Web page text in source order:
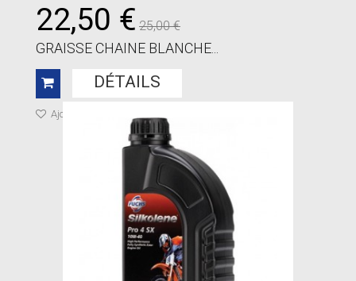
22,50 € 25,00 €
GRAISSE CHAINE BLANCHE...
DÉTAILS
Ajouter à ma liste de cadeaux